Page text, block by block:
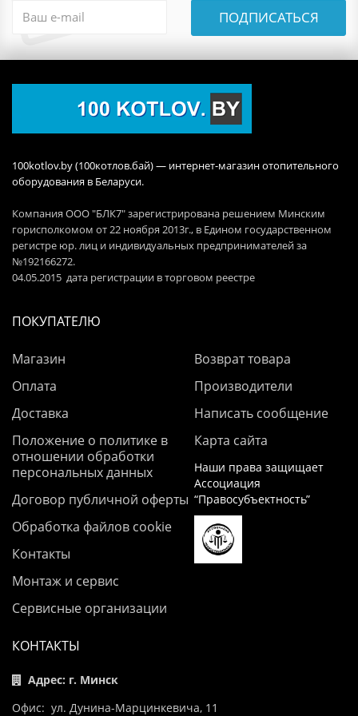
ПОДПИСАТЬСЯ
100kotlov.by (100котлов.бай) — интернет-магазин отопительного
оборудования в Беларуси.
Компания ООО "БЛК7" зарегистрирована решением Минским
горисполкомом от 22 ноября 2013г., в Едином государственном
регистре юр. лиц и индивидуальных предпринимателей за
№192166272.
04.05.2015 дата регистрации в торговом реестре
ПОКУПАТЕЛЮ
Магазин
Оплата
Доставка
Положение о политике в
отношении обработки
персональных данных
Договор публичной оферты
Обработка файлов cookie
Контакты
Монтаж и сервис
Сервисные организации
Возврат товара
Производители
Написать сообщение
Карта сайта
Наши права защищает
Ассоциация
“Правосубъектность”
КОНТАКТЫ
Адрес: г. Минск
Офис: ул. Дунина-Марцинкевича, 11